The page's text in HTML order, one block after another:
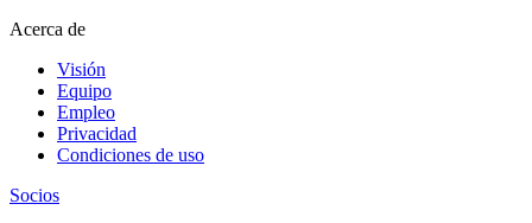
Acerca de
Visión
Equipo
Empleo
Privacidad
Condiciones de uso
Socios